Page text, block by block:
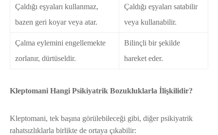
Çaldığı eşyaları kullanmaz,
bazen geri koyar veya atar.
Çaldığı eşyaları satabilir
veya kullanabilir.
Çalma eylemini engellemekte
zorlanır, dürtüseldir.
Bilinçli bir şekilde
hareket eder.
Kleptomani Hangi Psikiyatrik Bozukluklarla İlişkilidir?
Kleptomani, tek başına görülebileceği gibi, diğer psikiyatrik
rahatsızlıklarla birlikte de ortaya çıkabilir: